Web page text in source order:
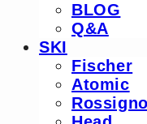
BLOG
Q&A
SKI
Fischer
Atomic
Rossignol